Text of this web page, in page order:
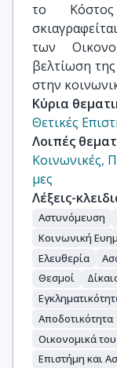
το
των
βελτίωση
στην
Κύρια
Θετικές
Λοιπές
Κοινωνικές,
μες
Λέξεις-
Αστυνόμευση
Κοινωνική
Ελευθερία
Θεσμοί
Αποδοτικότητα
Οικονομικά
Επιστήμη και